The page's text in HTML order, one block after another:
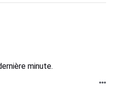
minute.